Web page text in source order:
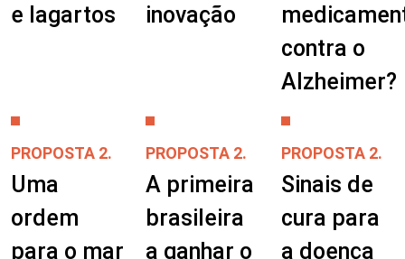
e lagartos
inovação
contra o
Alzheimer?
PROPOSTA 2.
Uma
ordem
para o mar
PROPOSTA 2.
A primeira
brasileira
a ganhar o
PROPOSTA 2.
Sinais de
cura para
a doença